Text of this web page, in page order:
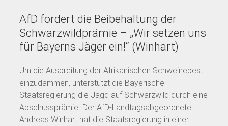
AfD fordert die Beibehaltung der
Schwarzwildprämie – „Wir setzen uns
für Bayerns Jäger ein!“ (Winhart)
Um die Ausbreitung der Afrikanischen Schweinepest
einzudämmen, unterstützt die Bayerische
Staatsregierung die Jagd auf Schwarzwild durch eine
Abschussprämie. Der AfD-Landtagsabgeordnete
Andreas Winhart hat die Staatsregierung in einer